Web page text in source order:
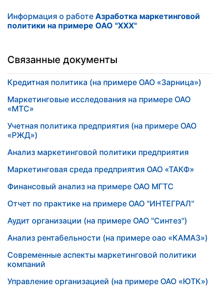
Информация о работе Азработка маркетинговой
политики на примере ОАО "ХХХ"
Связанные документы
Кредитная политика (на примере ОАО «Зарница»)
Маркетинговые исследования на примере ОАО
«МТС»
Учетная политика предприятия (на примере ОАО
«РЖД»)
Анализ маркетинговой политики предприятия
Маркетинговая среда предприятия ОАО «ТАКФ»
Финансовый анализ на примере ОАО МГТС
Отчет по практике на примере ОАО "ИНТЕГРАЛ"
Аудит организации (на примере ОАО "Синтез")
Анализ рентабельности (на примере оао «КАМАЗ»)
Современные аспекты маркетинговой политики
компаний
Управление организацией (на примере ОАО «ЮТК»)